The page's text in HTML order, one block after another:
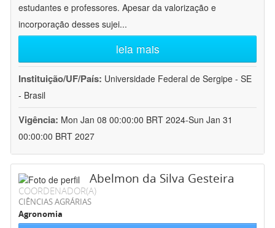
estudantes e professores. Apesar da valorização e
incorporação desses sujei...
leia mais
Instituição/UF/País: Universidade Federal de Sergipe - SE
- Brasil
Vigência: Mon Jan 08 00:00:00 BRT 2024-Sun Jan 31
00:00:00 BRT 2027
Abelmon da Silva Gesteira
COORDENADOR(A)
CIÊNCIAS AGRÁRIAS
Agronomia